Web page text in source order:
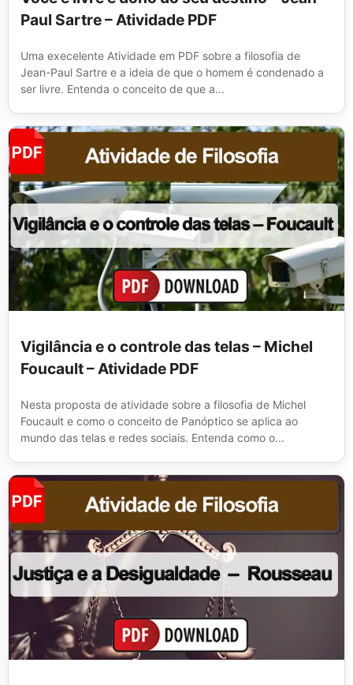
Paul Sartre – Atividade PDF
Uma execelente Atividade em PDF sobre a filosofia de
Jean-Paul Sartre e a ideia de que o homem é condenado a
ser livre. Entenda o conceito de que a...
Vigilância e o controle das telas – Michel
Foucault – Atividade PDF
Nesta proposta de atividade sobre a filosofia de Michel
Foucault e como o conceito de Panóptico se aplica ao
mundo das telas e redes sociais. Entenda como o...